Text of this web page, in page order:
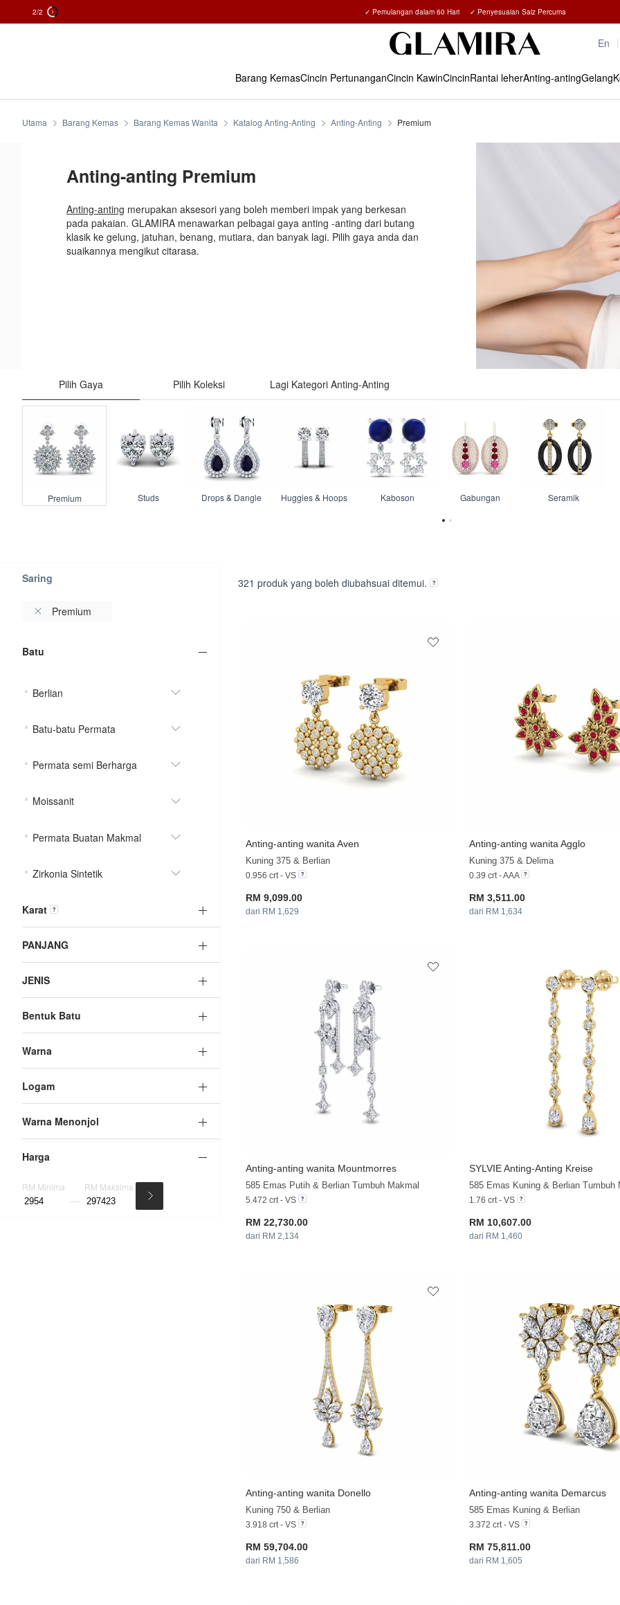
2/2 15% untuk semua pesanan →
✓ Pemulangan dalam 60 Hari ✓ Penyesuaian Saiz Percuma
En
Barang KemasCincin PertunanganCincin KawinCincinRantai leherAnting-antingGelang
Utama Barang Kemas Barang Kemas Wanita Katalog Anting-Anting Anting-Anting Premium
Anting-anting Premium
Anting-anting merupakan aksesori yang boleh memberi impak yang berkesan
pada pakaian. GLAMIRA menawarkan pelbagai gaya anting -anting dari butang
klasik ke gelung, jatuhan, benang, mutiara, dan banyak lagi. Pilih gaya anda dan
suaikannya mengikut citarasa.
Pilih Gaya
Premium Studs Drops & Dangle Huggies & Hoops Kaboson Gabungan Seramik
Pilih Koleksi Lagi Kategori Anting-Anting
321 produk yang boleh diubahsuai ditemui.
Anting-anting wanita Aven
Kuning 375 & Berlian
0.956 crt - VS
RM 9,099.00
dari RM 1,629
Anting-anting wanita Agglo
Kuning 375 & Delima
0.39 crt - AAA
RM 3,511.00
dari RM 1,634
Anting-anting wanita Mountmorres
585 Emas Putih & Berlian Tumbuh Makmal
5.472 crt - VS
RM 22,730.00
dari RM 2,134
SYLVIE Anting-Anting Kreise
585 Emas Kuning & Berlian Tumbuh
1.76 crt - VS
RM 10,607.00
dari RM 1,460
Anting-anting wanita Donello
Kuning 750 & Berlian
3.918 crt - VS
RM 59,704.00
dari RM 1,586
Anting-anting wanita Demarcus
585 Emas Kuning & Berlian
3.372 crt - VS
RM 75,811.00
dari RM 1,605
Saring
Premium
Batu
Berlian
Batu-batu Permata
Permata semi Berharga
Moissanit
Permata Buatan Makmal
Zirkonia Sintetik
Karat
PANJANG
JENIS
Bentuk Batu
Warna
Logam
Warna Menonjol
Harga
RM Minima RM Maksima